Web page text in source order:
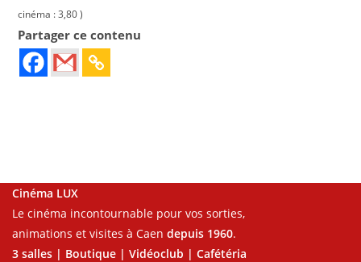
cinéma : 3,80 )
Partager ce contenu
Cinéma LUX
Le cinéma incontournable pour vos sorties,
animations et visites à Caen depuis 1960.
3 salles | Boutique | Vidéoclub | Cafétéria